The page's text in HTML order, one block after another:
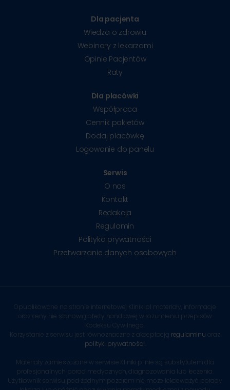
Dla pacjenta
Wiedza o zdrowiu
Webinary z lekarzami
Opinie Pacjentów
Raty
Dla placówki
Współpraca
Cennik pakietów
Dodaj placówkę
Logowanie do panelu
Serwis
O nas
Kontakt
Redakcja
Regulamin
Polityka prywatności
Przetwarzanie danych osobowych
Opublikowane na stronie internetowej Kliniki.pl materiały, informacje
oraz ceny nie stanowią oferty handlowej w rozumieniu przepisów
Kodeksu Cywilnego.
Korzystanie z serwisu jest równoznaczne z akceptacją regulaminu oraz
polityki prywatności
Materiały zamieszczone w serwisie Kliniki.pl nie są substytutem dla
profesjonalnych porad medycznych, diagnozowania lub leczenia.
Użytkownik serwisu pod żadnym pozorem nie może lekceważyć porady